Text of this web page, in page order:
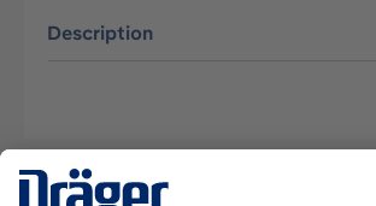
Description